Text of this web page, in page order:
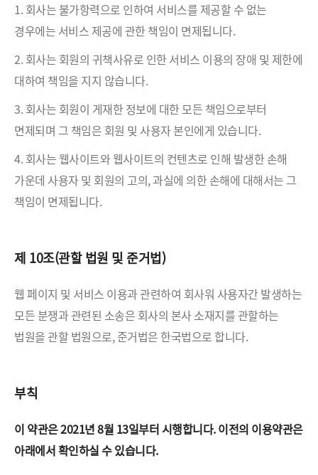
1. 회사는 불가항력으로 인하여 서비스를 제공할 수 없는
경우에는 서비스 제공에 관한 책임이 면제됩니다.
2. 회사는 회원의 귀책사유로 인한 서비스 이용의 장애 및 제한에
대하여 책임을 지지 않습니다.
3. 회사는 회원이 게재한 정보에 대한 모든 책임으로부터
면제되며 그 책임은 회원 및 사용자 본인에게 있습니다.
4. 회사는 웹사이트와 웹사이트의 컨텐츠로 인해 발생한 손해
가운데 사용자 및 회원의 고의, 과실에 의한 손해에 대해서는 그
책임이 면제됩니다.
제 10조(관할 법원 및 준거법)
웹 페이지 및 서비스 이용과 관련하여 회사워 사용자간 발생하는
모든 분쟁과 관련된 소송은 회사의 본사 소재지를관할하는
법원을 관할 법원으로, 준거법은 한국법으로 합니다.
부칙
이 약관은 2021년 8월 13일부터 시행합니다.이전의 이용약관은
아래에서 확인하실 수 있습니다.